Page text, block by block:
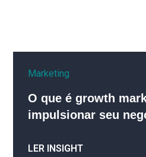
Marketing
O que é growth
impulsionar seu
LER INSIGHT